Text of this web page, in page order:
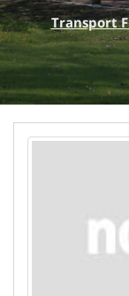
Transport